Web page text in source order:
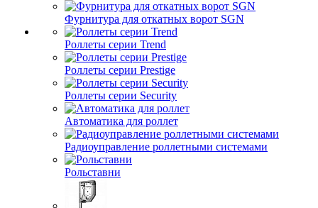
Фурнитура для откатных ворот SGN
Роллеты серии Trend
Роллеты серии Prestige
Роллеты серии Security
Автоматика для роллет
Радиоуправление роллетными системами
Рольставни